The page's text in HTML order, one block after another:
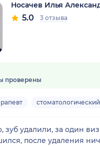
Носачев Илья
5.0 3 отзыва
проверены
зуб удалили, за один
после удаления